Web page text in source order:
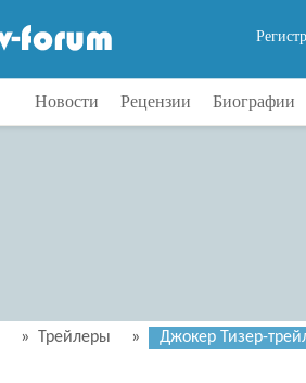
Новости Рецензии Биографии
» Трейлеры » Джокер Тизер-